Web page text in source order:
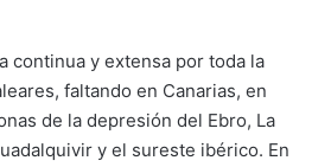
continua y extensa por toda la
faltando en Canarias, en
de la depresión del Ebro, La
y el sureste ibérico. En